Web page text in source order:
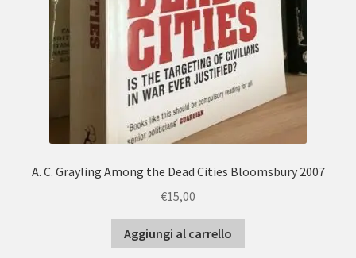
A. C. Grayling Among the Dead Cities Bloomsbury 2007
€15,00
Aggiungi al carrello